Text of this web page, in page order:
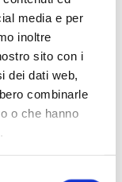
media e per
inoltre
sito con i
dei dati web,
combinarle
o che hanno
le vostre